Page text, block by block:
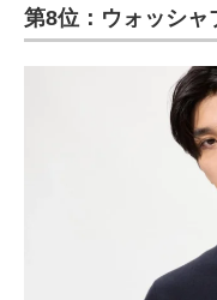
第8位：ウォッシャ